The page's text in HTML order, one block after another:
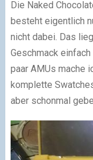
Die Naked
besteht eigentlich
nicht dabei. Das
Geschmack
paar AMUs mache
komplette
aber schonmal